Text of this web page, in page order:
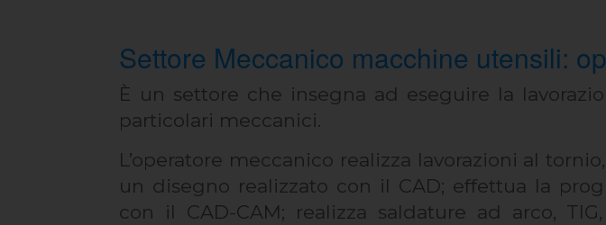
Settore Meccanico macchine utensili:
È un settore che insegna ad eseguire la
particolari meccanici.
L’operatore meccanico realizza lavorazioni al
un disegno realizzato con il CAD; effettua la
con il CAD-CAM; realizza saldature ad arco,